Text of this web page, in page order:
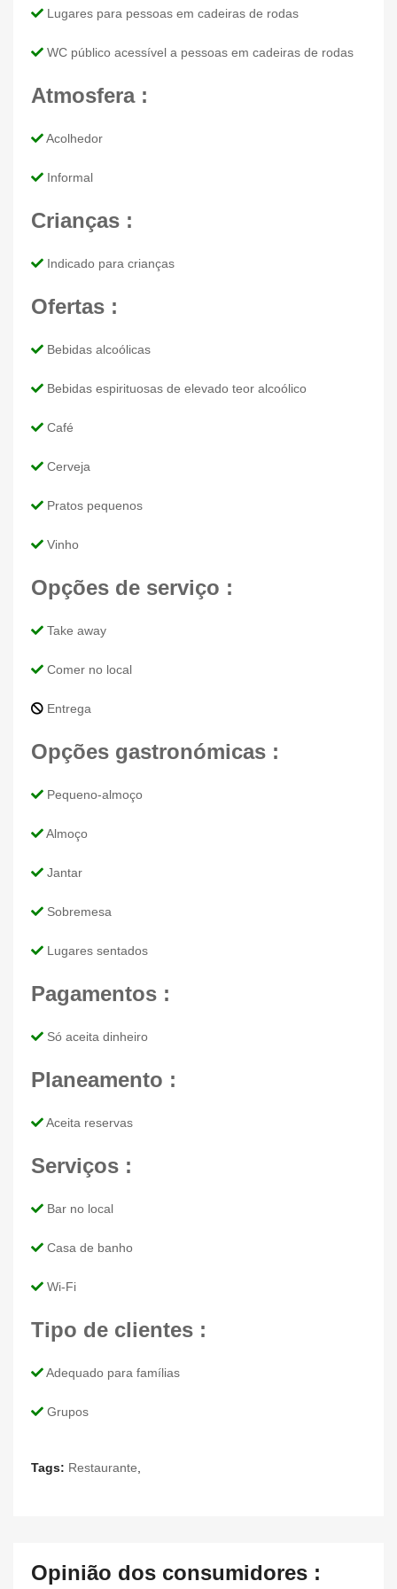
Lugares para pessoas em cadeiras de rodas
WC público acessível a pessoas em cadeiras de rodas
Atmosfera :
Acolhedor
Informal
Crianças :
Indicado para crianças
Ofertas :
Bebidas alcoólicas
Bebidas espirituosas de elevado teor alcoólico
Café
Cerveja
Pratos pequenos
Vinho
Opções de serviço :
Take away
Comer no local
Entrega
Opções gastronómicas :
Pequeno-almoço
Almoço
Jantar
Sobremesa
Lugares sentados
Pagamentos :
Só aceita dinheiro
Planeamento :
Aceita reservas
Serviços :
Bar no local
Casa de banho
Wi-Fi
Tipo de clientes :
Adequado para famílias
Grupos
Tags: Restaurante
Opinião dos consumidores :